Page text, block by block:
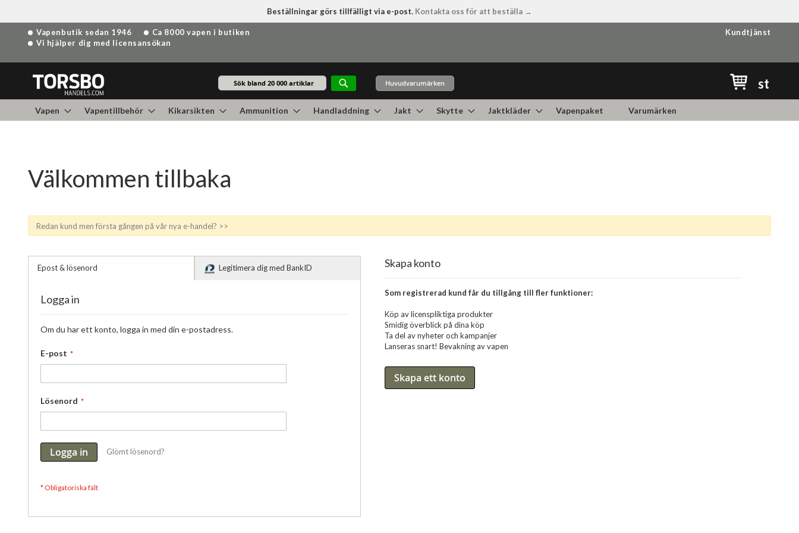
Beställningar görs tillfälligt via e-post. Kontakta oss för att beställa →
Hoppa
till
Vapenbutik sedan 1946
Ca 8000 vapen i butiken
Vi hjälper dig med licensansökan
Kundtjänst
Sök
Huvudvarumärken st
Vapen Vapentillbehör Kikarsikten Ammunition Handladdning Jakt Skytte Jaktkläder Vapenpaket Varumärken
Välkommen tillbaka
Redan kund men första gången på vår nya e-handel? >>
Epost & lösenord Legitimera dig med BankID
Logga in
Om du har ett konto, logga in med din e-postadress.
E-post
Lösenord
Logga in Glömt lösenord?
Skapa konto
Som registrerad kund får du tillgång till fler funktioner:
Köp av licenspliktiga produkter
Smidig överblick på dina köp
Ta del av nyheter och kampanjer
Lanseras snart! Bevakning av vapen
Skapa ett konto